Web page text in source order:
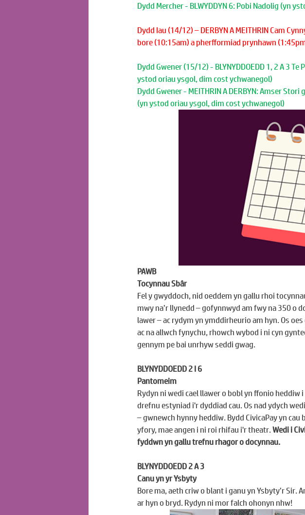
Dydd Mercher - BLWYDDYN 6: Pobi Nadolig (yn
Dydd Iau (14/12) – DERBYN A MEITHRIN Cam
bore (10:15am) a pherfformiad prynhawn
Dydd Gwener (15/12) - BLYNYDDOEDD 1, 2 A 3
ystod oriau ysgol, dim cost ychwanegol)
Dydd Gwener - MEITHRIN A DERBYN: Amser
(yn ystod oriau ysgol, dim cost ychwanegol)
PAWB
Tocynnau Sbâr
Fel y gwyddoch, nid oeddem yn gallu rhoi
mwy na’r llynedd – gofynnwyd am fwy na 350 o
lawer – ac rydym yn ymddirheurio am hyn. Os
ac na allwch fynychu, rhowch wybod i ni cyn
gennym pe bai unrhyw seddi gwag.
BLYNYDDOEDD 2 I 6
Pantomeim
Rydyn ni wedi cael llawer o bobl yn ffonio
drefnu estyniad i'r dyddiad cau. Os nad ydych
– gwnewch hynny heddiw. Bydd CivicaPay yn
yfory, mae angen i ni roi rhifau i'r theatr. Wedi i
fyddwn yn gallu trefnu rhagor o docynnau.
BLYNYDDOEDD 2 A 3
Canu yn yr Ysbyty
Bore ma, aeth criw o blant i ganu yn Ysbyty’r
ar hyn o bryd. Rydyn ni mor falch ohonyn nhw!